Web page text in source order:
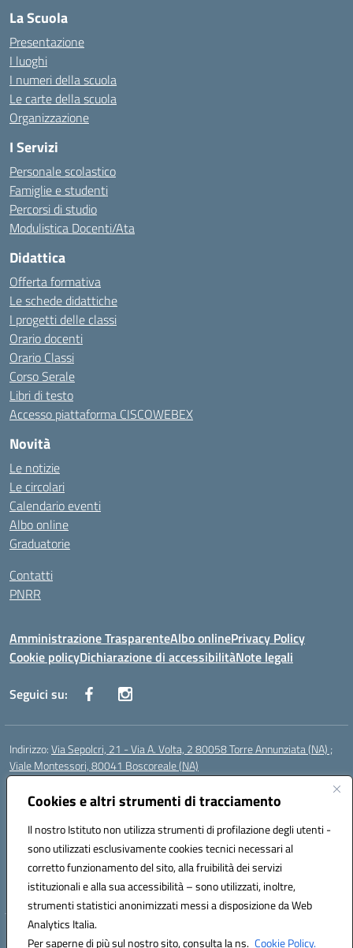
Cookies e altri strumenti di tracciamento
Il nostro Istituto non utilizza strumenti di profilazione degli utenti -
sono utilizzati esclusivamente cookies tecnici necessari al
corretto funzionamento del sito, alla fruibilità dei servizi
istituzionali e alla sua accessibilità – sono utilizzati, inoltre,
strumenti statistici anonimizzati messi a disposizione da Web
Analytics Italia.
Per saperne di più sul nostro sito, consulta la ns. Cookie Policy.
La Scuola
Presentazione
I luoghi
I numeri della scuola
Le carte della scuola
Organizzazione
I Servizi
Personale scolastico
Famiglie e studenti
Percorsi di studio
Modulistica Docenti/Ata
Didattica
Offerta formativa
Le schede didattiche
I progetti delle classi
Orario docenti
Orario Classi
Corso Serale
Libri di testo
Accesso piattaforma CISCOWEBEX
Novità
Le notizie
Le circolari
Calendario eventi
Albo online
Graduatorie
Contatti
PNRR
Amministrazione TrasparenteAlbo onlinePrivacy Policy
Cookie policyDichiarazione di accessibilitàNote legali
Seguici su:
Indirizzo:Via Sepolcri, 21 - Via A. Volta, 2 80058 Torre Annunziata (NA) ;
Viale Montessori, 80041 Boscoreale (NA)
Centralino:
Posta elettronica certificata (PEC):nais04100b@pec.istruzione.it
Codice fiscale: 82008750638
Codice meccanografico:NAIS04100B
Codice Indice delle Pubbliche Amministrazioni (IPA): istsc_nais04100b
Codice unico di fatturazione (CUF): UFELOU
Hosting & Powered by 3D Solution S.r.l.